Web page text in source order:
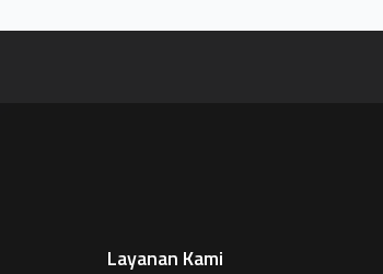
Layanan Kami